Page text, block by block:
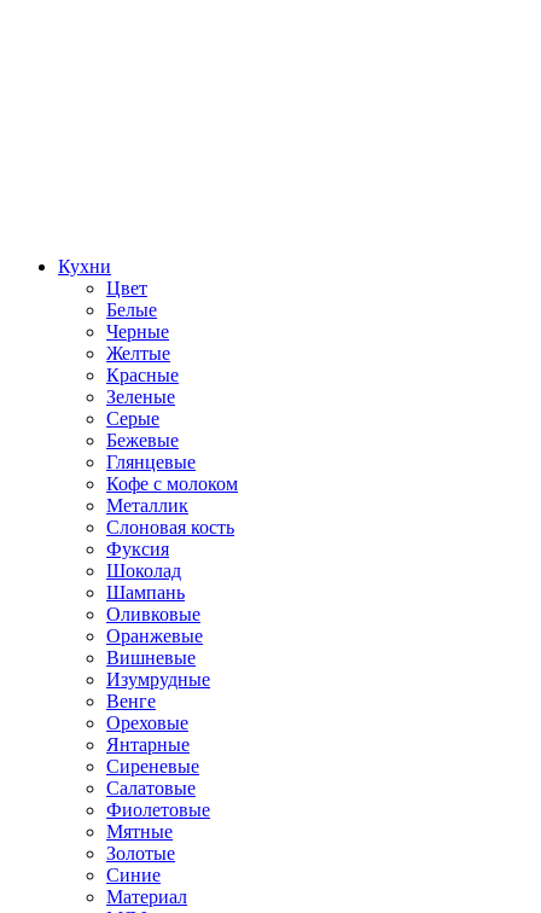
Кухни
Цвет
Белые
Черные
Желтые
Красные
Зеленые
Серые
Бежевые
Глянцевые
Кофе с молоком
Металлик
Слоновая кость
Фуксия
Шоколад
Шампань
Оливковые
Оранжевые
Вишневые
Изумрудные
Венге
Ореховые
Янтарные
Сиреневые
Салатовые
Фиолетовые
Мятные
Золотые
Синие
Материал